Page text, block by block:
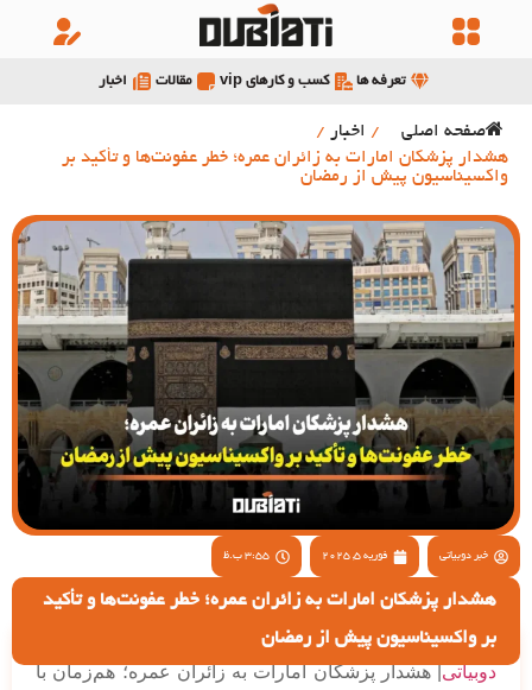
تعرفه ها کسب و کارهای vip مقالات اخبار
صفحه اصلی / اخبار /
هشدار پزشکان امارات به زائران عمره؛ خطر عفونت‌ها و تأکید بر
واکسیناسیون پیش از رمضان
خبر دوبیاتی فوریه 5, 2025 3:55 ب.ظ
هشدار پزشکان امارات به زائران عمره؛ خطر عفونت‌ها و تأکید
بر واکسیناسیون پیش از رمضان
دوبیاتی| هشدار پزشکان امارات به زائران عمره؛ هم‌زمان با